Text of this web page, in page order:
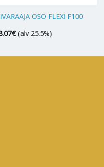
OSO FLEXI F100
€ (alv 25.5%)